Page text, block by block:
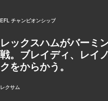
EFL チャンピオンシップ
レックスハムがバーミ
戦。ブレイディ、レイ
クをからかう。
レクサム